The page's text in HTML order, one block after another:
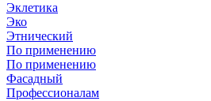
Эклетика
Эко
Этнический
По применению
По применению
Фасадный
Профессионалам